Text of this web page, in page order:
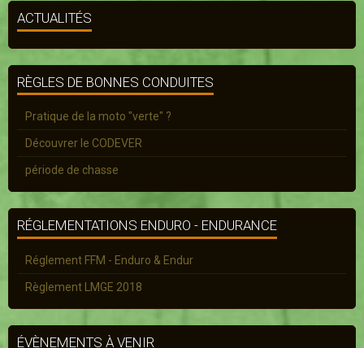
ACTUALITÉS
RÈGLES DE BONNES CONDUITES
Pratique de la moto "verte" ?
Découvrer le CODEVER
période de chasse
RÉGLEMENTATIONS ENDURO - ENDURANCE
Réglement FFM - Enduro & Endur
Règlement LMGE 2018
ÉVÈNEMENTS À VENIR